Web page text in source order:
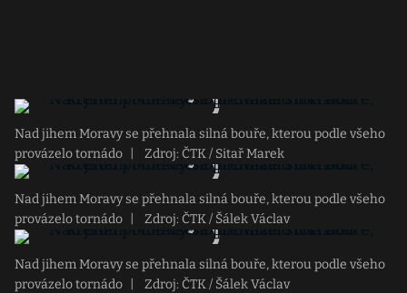
Nad jihem Moravy se přehnala silná bouře, kterou podle všeho
provázelo tornádo
Zdroj: ČTK / Sitař Marek
Nad jihem Moravy se přehnala silná bouře, kterou podle všeho
provázelo tornádo
Zdroj: ČTK / Šálek Václav
Nad jihem Moravy se přehnala silná bouře, kterou podle všeho
provázelo tornádo
Zdroj: ČTK / Šálek Václav